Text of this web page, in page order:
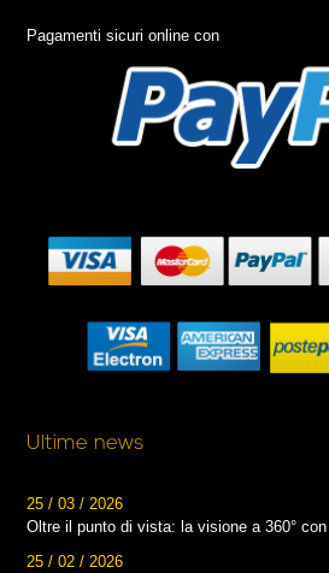
Pagamenti sicuri online con
Ultime news
25 / 03 / 2026
Oltre il punto di vista: la visione a 360°
25 / 02 / 2026